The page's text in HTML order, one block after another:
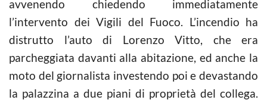
avvenendo chiedendo immediatamente
l’intervento dei Vigili del Fuoco. L’incendio ha
distrutto l’auto di Lorenzo Vitto, che era
parcheggiata davanti alla abitazione, ed anche la
moto del giornalista investendo poi e devastando
la palazzina a due piani di proprietà del collega.